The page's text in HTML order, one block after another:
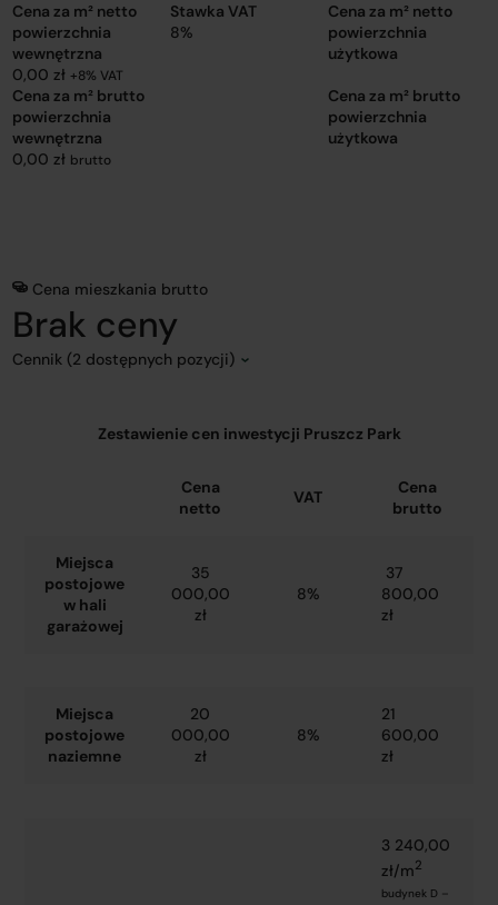
Cena za m² netto
powierzchnia
wewnętrzna
0,00 zł+8% VAT
Stawka VAT
8%
Cena za m² netto
powierzchnia
użytkowa
Cena za m² brutto
powierzchnia
wewnętrzna
0,00 zł brutto
Cena za m² brutto
powierzchnia
użytkowa
Cena mieszkania brutto
Brak ceny
Cennik (2 dostępnych pozycji)
Zestawienie cen inwestycji Pruszcz Park
Cena
netto
VAT
Cena
brutto
Miejsca
postojowe
w hali
garażowej
35
000,00
zł
8%
37
800,00
zł
Miejsca
postojowe
naziemne
20
000,00
zł
8%
21
600,00
zł
3 240,00
zł/m2
budynek D –